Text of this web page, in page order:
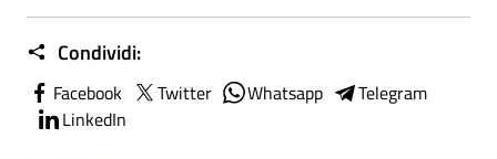
Condividi:
Facebook Twitter Whatsapp
Telegram
LinkedIn